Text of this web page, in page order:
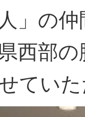
人」の
西部
てい